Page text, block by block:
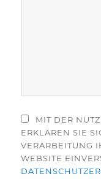
MIT DER
ERKLÄREN SIE
VERARBEITUNG
WEBSITE